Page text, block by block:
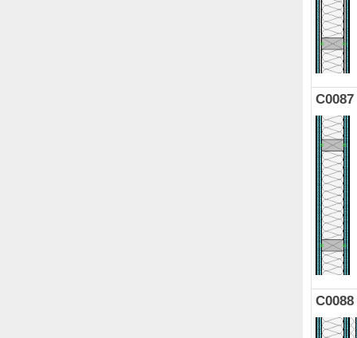
C0087
C0088